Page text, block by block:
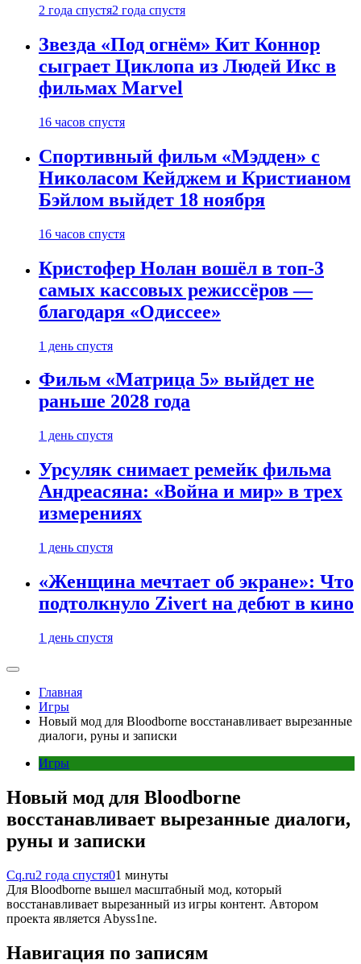
2 года спустя2 года спустя
Звезда «Под огнём» Кит Коннор
сыграет Циклопа из Людей Икс в
фильмах Marvel
16 часов спустя
Спортивный фильм «Мэдден» с
Николасом Кейджем и Кристианом
Бэйлом выйдет 18 ноября
16 часов спустя
Кристофер Нолан вошёл в топ-3
самых кассовых режиссёров —
благодаря «Одиссее»
1 день спустя
Фильм «Матрица 5» выйдет не
раньше 2028 года
1 день спустя
Урсуляк снимает ремейк фильма
Андреасяна: «Война и мир» в трех
измерениях
1 день спустя
«Женщина мечтает об экране»: Что
подтолкнуло Zivert на дебют в кино
1 день спустя
Главная
Игры
Новый мод для Bloodborne восстанавливает вырезанные
диалоги, руны и записки
Игры
Новый мод для Bloodborne
восстанавливает вырезанные диалоги,
руны и записки
Cq.ru2 года спустя01 минуты
Для Bloodborne вышел масштабный мод, который
восстанавливает вырезанный из игры контент. Автором
проекта является Abyss1ne.
Навигация по записям